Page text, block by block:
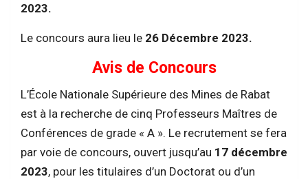
2023.
Le concours aura lieu le 26 Décembre 2023.
Avis de Concours
L’École Nationale Supérieure des Mines de Rabat
est à la recherche de cinq Professeurs Maîtres de
Conférences de grade « A ». Le recrutement se fera
par voie de concours, ouvert jusqu’au 17 décembre
2023, pour les titulaires d’un Doctorat ou d’un